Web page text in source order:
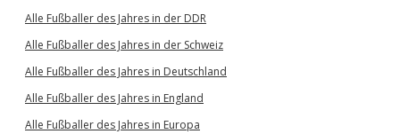
Alle Fußballer des Jahres in der DDR
Alle Fußballer des Jahres in der Schweiz
Alle Fußballer des Jahres in Deutschland
Alle Fußballer des Jahres in England
Alle Fußballer des Jahres in Europa